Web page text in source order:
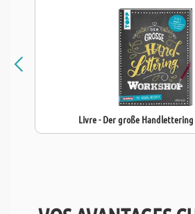
Livre - Der große